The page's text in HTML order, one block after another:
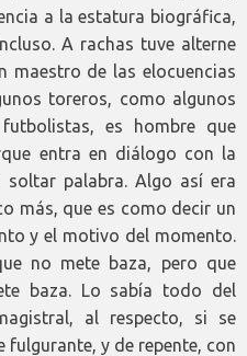
a la estatura biográfica,
A rachas tuve alterne
maestro de las elocuencias
toreros, como algunos
es hombre que
entra en diálogo con la
palabra. Algo así era
más, que es como decir un
y el motivo del momento.
no mete baza, pero que
baza. Lo sabía todo del
al respecto, si se
fulgurante, y de repente, con